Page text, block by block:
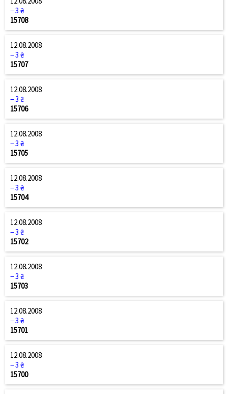
− 3 ₴
15708
12.08.2008
− 3 ₴
15707
12.08.2008
− 3 ₴
15706
12.08.2008
− 3 ₴
15705
12.08.2008
− 3 ₴
15704
12.08.2008
− 3 ₴
15702
12.08.2008
− 3 ₴
15703
12.08.2008
− 3 ₴
15701
12.08.2008
− 3 ₴
15700